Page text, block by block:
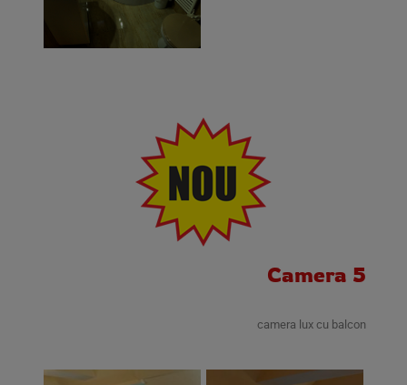
Camera 5
camera lux cu balcon